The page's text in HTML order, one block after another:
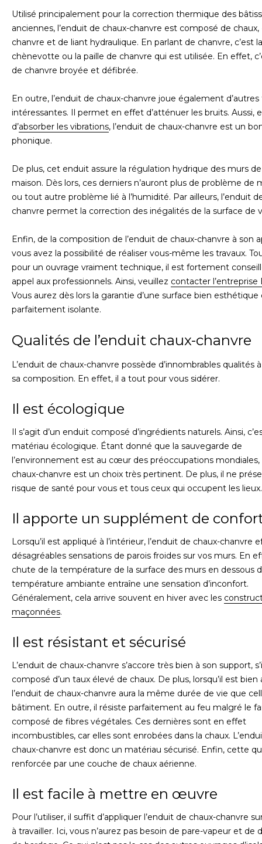
Utilisé principalement pour la correction thermique des
anciennes, l’enduit de chaux-chanvre est composé de chaux,
chanvre et de liant hydraulique. En parlant de chanvre, c’est la
chènevotte ou la paille de chanvre qui est utilisée. En effet,
de chanvre broyée et défibrée.
En outre, l’enduit de chaux-chanvre joue également
intéressantes. Il permet en effet d’atténuer les bruits. Aussi,
d’absorber les vibrations, l’enduit de chaux-chanvre est un
phonique.
De plus, cet enduit assure la régulation hydrique des murs
maison. Dès lors, ces derniers n’auront plus de problème de
ou tout autre problème lié à l’humidité. Par ailleurs, l’enduit
chanvre permet la correction des inégalités de la surface de
Enfin, de la composition de l’enduit de chaux-chanvre à son
vous avez la possibilité de réaliser vous-même les travaux.
pour un ouvrage vraiment technique, il est fortement
appel aux professionnels. Ainsi, veuillez contacter l’entreprise
Vous aurez dès lors la garantie d’une surface bien esthétique
parfaitement isolante.
Qualités de l’enduit chaux-chanvre
L’enduit de chaux-chanvre possède d’innombrables qualités
sa composition. En effet, il a tout pour vous sidérer.
Il est écologique
Il s’agit d’un enduit composé d’ingrédients naturels. Ainsi,
matériau écologique. Étant donné que la sauvegarde de
l’environnement est au cœur des préoccupations mondiales,
chaux-chanvre est un choix très pertinent. De plus, il ne
risque de santé pour vous et tous ceux qui occupent les lieux.
Il apporte un supplément de
Lorsqu’il est appliqué à l’intérieur, l’enduit de chaux-chanvre
désagréables sensations de parois froides sur vos murs. En
chute de la température de la surface des murs en dessous
température ambiante entraîne une sensation d’inconfort.
Généralement, cela arrive souvent en hiver avec les
maçonnées.
Il est résistant et sécurisé
L’enduit de chaux-chanvre s’accore très bien à son support,
composé d’un taux élevé de chaux. De plus, lorsqu’il est bien
l’enduit de chaux-chanvre aura la même durée de vie que
bâtiment. En outre, il résiste parfaitement au feu malgré le
composé de fibres végétales. Ces dernières sont en effet
incombustibles, car elles sont enrobées dans la chaux.
chaux-chanvre est donc un matériau sécurisé. Enfin, cette
renforcée par une couche de chaux aérienne.
Il est facile à mettre en œuvre
Pour l’utiliser, il suffit d’appliquer l’enduit de chaux-chanvre
à travailler. Ici, vous n’aurez pas besoin de pare-vapeur et de